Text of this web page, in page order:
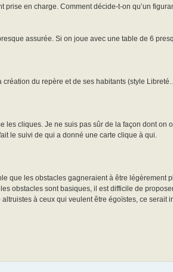
en charge. Comment décide-t-on qu’un
assurée. Si on joue avec une table de 6
création du repère et de ses habitants (style
les cliques. Je ne suis pas sûr de la façon dont on
le suivi de qui a donné une carte clique à qui.
que les obstacles gagneraient à être légèrement
obstacles sont basiques, il est difficile de
à ceux qui veulent être égoïstes, ce serait